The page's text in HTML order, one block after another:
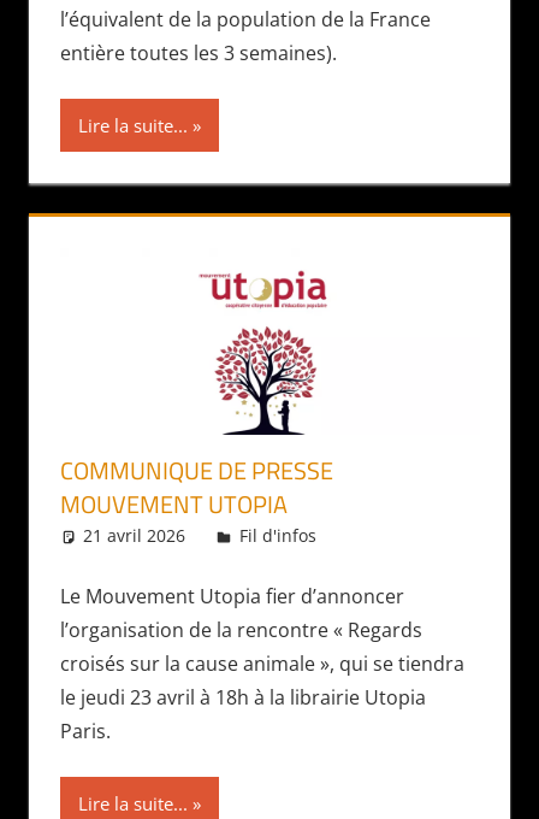
l’équivalent de la population de la France
entière toutes les 3 semaines).
Lire la suite...
COMMUNIQUE DE PRESSE
MOUVEMENT UTOPIA
21 avril 2026 Daniel
Fil d'infos
Le Mouvement Utopia fier d’annoncer
l’organisation de la rencontre « Regards
croisés sur la cause animale », qui se tiendra
le jeudi 23 avril à 18h à la librairie Utopia
Paris.
Lire la suite...